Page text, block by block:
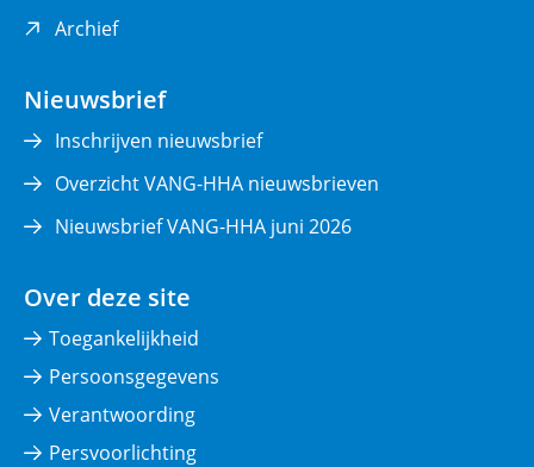
Archief(opent
nieuw
Nieuwsbrief
Inschrijven nieuwsbrief
Overzicht VANG-HHA nieuwsbrieven
Nieuwsbrief VANG-HHA juni 2026
Over deze site
Toegankelijkheid
Persoonsgegevens
Verantwoording
Persvoorlichting